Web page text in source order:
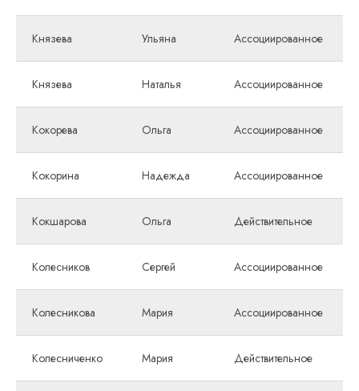
Князева Ульяна Ассоциированное
Князева Наталья Ассоциированное
Кокорева Ольга Ассоциированное
Кокорина Надежда Ассоциированное
Кокшарова Ольга Действительное
Колесников Сергей Ассоциированное
Колесникова Мария Ассоциированное
Колесниченко Мария Действительное